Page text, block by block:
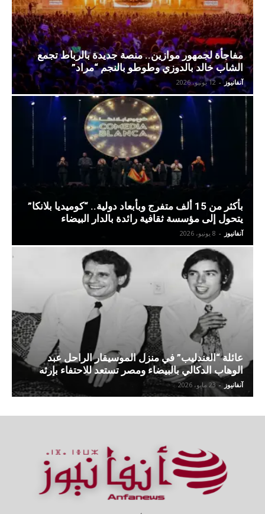
مفاجأة لجمهور موازين.. منصة جديدة بالرباط تجمع
الشاب خالد بالدوزي وطوطو بالنجم “مراد”
آنفانيوز - 12 يونيو، 2026
بأكثر من 15 ألف متفرج وبأبعاد دولية.. “كوميديا بلانكا”
يتحول إلى مؤسسة ثقافية رائدة بالدار البيضاء
آنفانيوز - 8 يونيو، 2026
عائلة “العندليب” في منزل الموسيقار الراحل عبد
الوهاب الدكالي بالبيضاء ومصر تستعد للاحتفاء بإرثه
آنفانيوز - 23 مايو، 2026